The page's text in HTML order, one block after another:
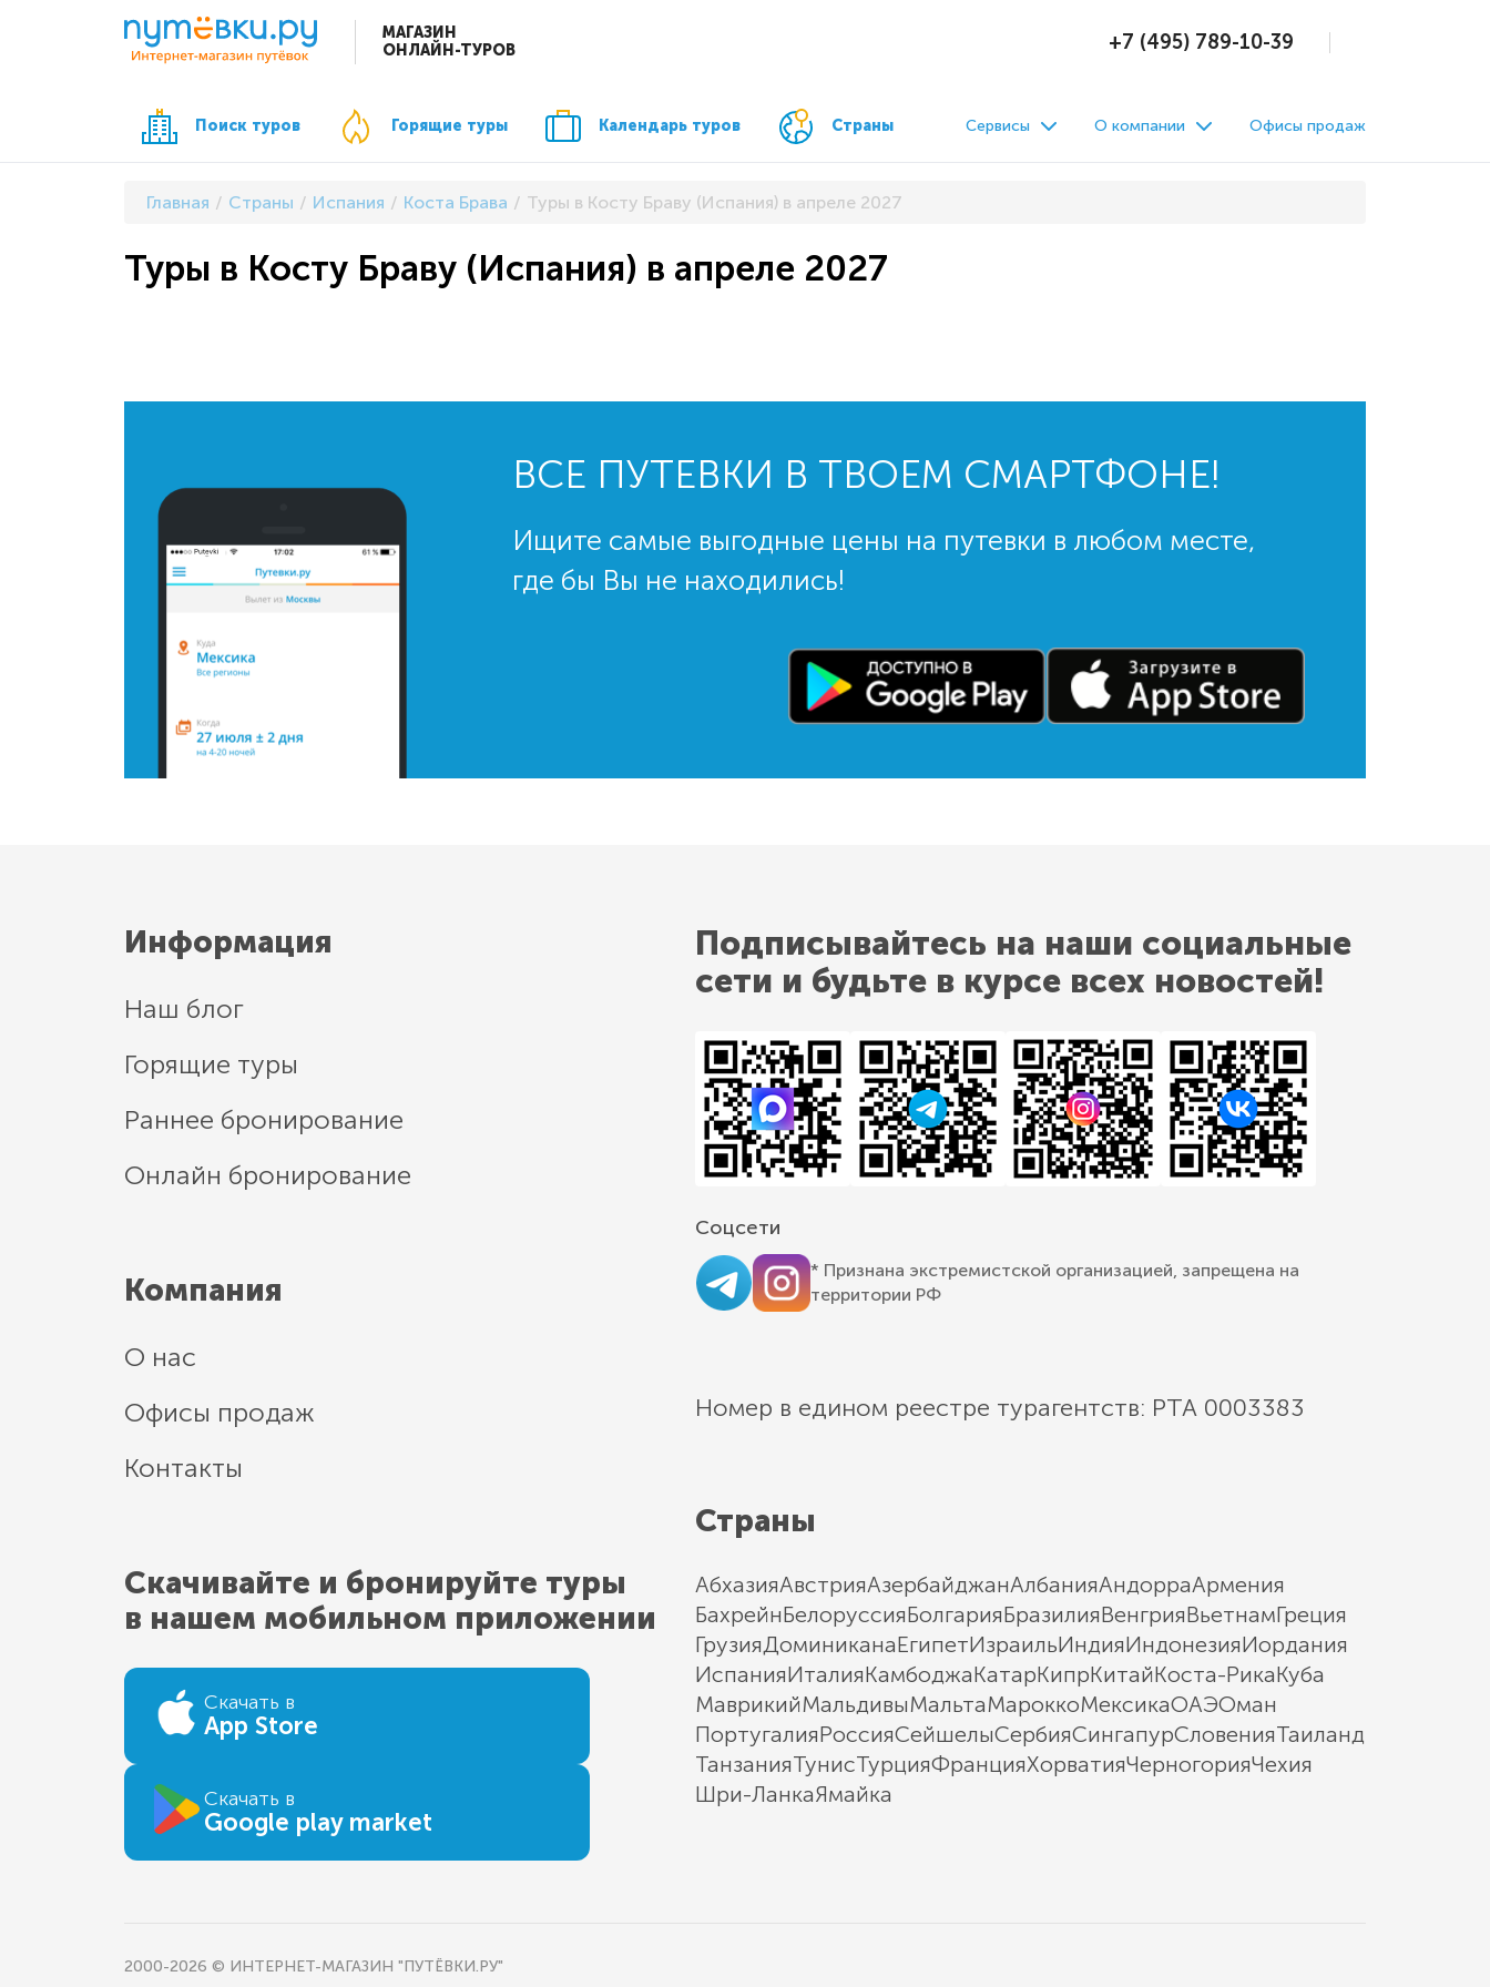
МАГАЗИН
ОНЛАЙН-ТУРОВ
+7 (495) 789-10-39
Поиск туров Горящие туры Календарь туров Страны Сервисы О компании Офисы продаж
Главная Страны Испания Коста Брава Туры в Косту Браву (Испания) в апреле 2027
Туры в Косту Браву (Испания) в апреле 2027
ВСЕ ПУТЕВКИ В ТВОЕМ СМАРТФОНЕ!
Ищите самые выгодные цены на путевки в любом месте,
где бы Вы не находились!
Информация
Наш блог
Горящие туры
Раннее бронирование
Онлайн бронирование
Компания
О нас
Офисы продаж
Контакты
Скачивайте и бронируйте туры
в нашем мобильном приложении
Скачать в
App Store
Скачать в
Google play market
Подписывайтесь на наши социальные
сети и будьте в курсе всех новостей!
Соцсети
* Признана экстремистской организацией, запрещена на
территории РФ
Номер в едином реестре турагентств: РТА 0003383
Страны
АбхазияАвстрияАзербайджанАлбанияАндорраАрмения
БахрейнБелоруссияБолгарияБразилияВенгрияВьетнамГреция
ГрузияДоминиканаЕгипетИзраильИндияИндонезияИордания
ИспанияИталияКамбоджаКатарКипрКитайКоста-РикаКуба
МаврикийМальдивыМальтаМароккоМексикаОАЭОман
ПортугалияРоссияСейшелыСербияСингапурСловенияТаиланд
ТанзанияТунисТурцияФранцияХорватияЧерногорияЧехия
Шри-ЛанкаЯмайка
2000-2026 © ИНТЕРНЕТ-МАГАЗИН "ПУТЁВКИ.РУ"